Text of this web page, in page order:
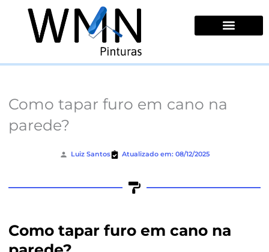
conteúdo
Como tapar furo em cano na
parede?
Luiz Santos Atualizado em: 08/12/2025
Como tapar furo em cano na